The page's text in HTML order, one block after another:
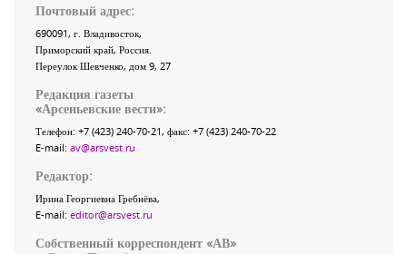
Почтовый адрес:
690091, г. Владивосток,
Приморский край, Россия.
Переулок Шевченко, дом 9, 27
Редакция газеты
«Арсеньевские вести»:
Телефон: +7 (423) 240-70-21, факс: +7 (423) 240-70-22
E-mail: av@arsvest.ru
Редактор:
Ирина Георгиевна Гребнёва,
E-mail: editor@arsvest.ru
Собственный корреспондент «АВ»